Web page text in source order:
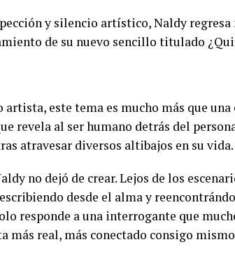
y silencio artístico, Naldy regresa
de su nuevo sencillo titulado
este tema es mucho más que una
revela al ser humano detrás del
atravesar diversos altibajos en su vida.
no dejó de crear. Lejos de los
desde el alma y
responde a una interrogante que
más real, más conectado consigo